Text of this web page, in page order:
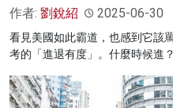
作者: 劉銳紹 2025-06-30
看見美國如此霸道，也感到它該
考的「進退有度」。什麼時候進